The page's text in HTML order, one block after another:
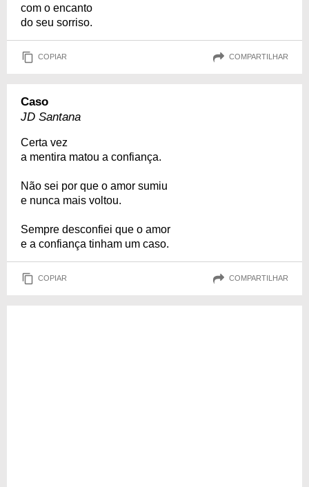
com o encanto
do seu sorriso.
COPIAR COMPARTILHAR
Caso
JD Santana
Certa vez
a mentira matou a confiança.
Não sei por que o amor sumiu
e nunca mais voltou.
Sempre desconfiei que o amor
e a confiança tinham um caso.
COPIAR COMPARTILHAR